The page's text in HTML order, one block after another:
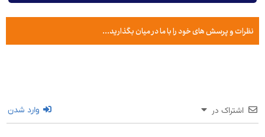
نظرات و پرسش های خود را با ما در میان بگذارید...
اشتراک در وارد شدن